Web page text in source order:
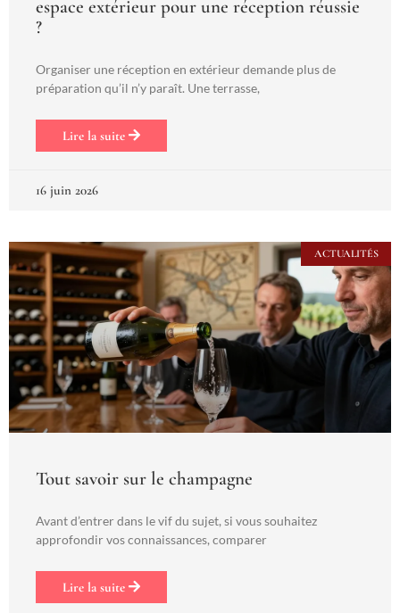
espace extérieur pour une réception réussie
?
Organiser une réception en extérieur demande plus de
préparation qu’il n’y paraît. Une terrasse,
Lire la suite
16 juin 2026
ACTUALITÉS
Tout savoir sur le champagne
Avant d’entrer dans le vif du sujet, si vous souhaitez
approfondir vos connaissances, comparer
Lire la suite